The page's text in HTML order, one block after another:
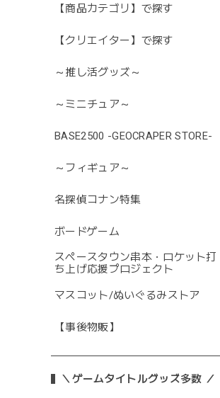
【商品カテゴリ】で探す
【クリエイター】で探す
～推し活グッズ～
～ミニチュア～
BASE2500 -GEOCRAPER STORE-
～フィギュア～
名探偵コナン特集
ボードゲーム
スペースタウン串本・ロケット打
ち上げ応援プロジェクト
マスコット/ぬいぐるみストア
【事後物販】
＼ゲームタイトルグッズ多数 ／